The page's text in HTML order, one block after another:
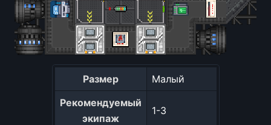
Размер
Малый
Рекомендуемый
экипаж
1-3